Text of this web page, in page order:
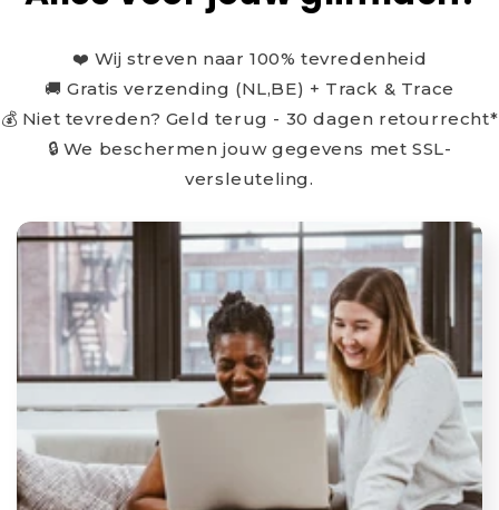
❤️ Wij streven naar 100% tevredenheid
🚚 Gratis verzending (NL,BE) + Track & Trace
💰 Niet tevreden? Geld terug - 30 dagen retourrecht*
🔒 We beschermen jouw gegevens met SSL-
versleuteling.